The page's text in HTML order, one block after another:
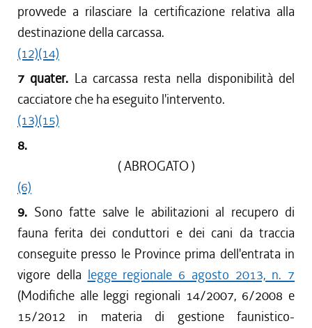
provvede a rilasciare la certificazione relativa alla
destinazione della carcassa.
(12)(14)
7 quater. La carcassa resta nella disponibilità del
cacciatore che ha eseguito l'intervento.
(13)(15)
8.
( ABROGATO )
(6)
9. Sono fatte salve le abilitazioni al recupero di
fauna ferita dei conduttori e dei cani da traccia
conseguite presso le Province prima dell'entrata in
vigore della legge regionale 6 agosto 2013, n. 7
(Modifiche alle leggi regionali 14/2007, 6/2008 e
15/2012 in materia di gestione faunistico-